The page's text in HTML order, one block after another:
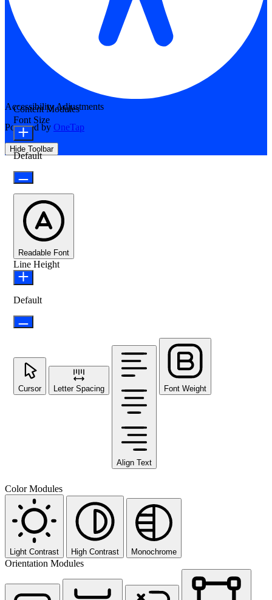
Accessibility Adjustments
Powered by OneTap
Hide Toolbar
Content Modules
Font Size
Default
Readable Font
Line Height
Default
Cursor Letter Spacing
Align Text
Font Weight
Color Modules
Light Contrast High Contrast Monochrome
Orientation Modules